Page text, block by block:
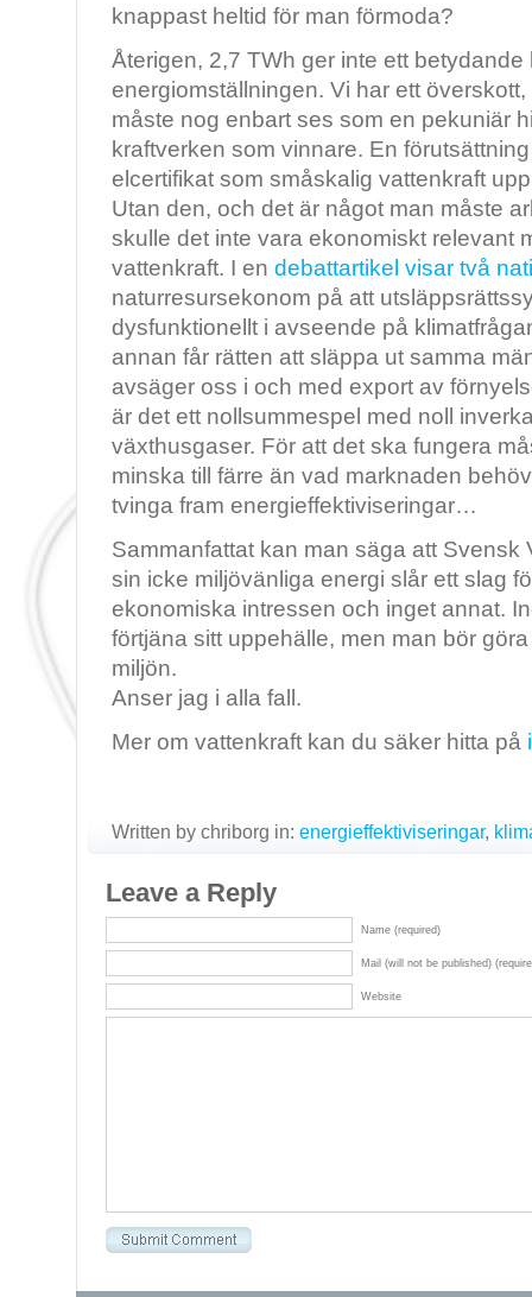
knappast heltid för man förmoda?
Återigen, 2,7 TWh ger inte ett betydande
energiomställningen. Vi har ett överskott,
måste nog enbart ses som en pekuniär
kraftverken som vinnare. En
elcertifikat som småskalig vattenkraft
Utan den, och det är något man måste
skulle det inte vara ekonomiskt relevant
vattenkraft. I en debattartikel visar två
naturresursekonom på att
dysfunktionellt i avseende på
annan får rätten att släppa ut samma
avsäger oss i och med export av
är det ett nollsummespel med noll
växthusgaser. För att det ska fungera
minska till färre än vad marknaden
tvinga fram energieffektiviseringar…
Sammanfattat kan man säga att Svensk
sin icke miljövänliga energi slår ett slag
ekonomiska intressen och inget annat.
förtjäna sitt uppehälle, men man bör
miljön.
Anser jag i alla fall.
Mer om vattenkraft kan du säker hitta på
Written by chriborg in: energieffektiviseringar,
Leave a Reply
Name (required)
Mail (will not be published)
Website